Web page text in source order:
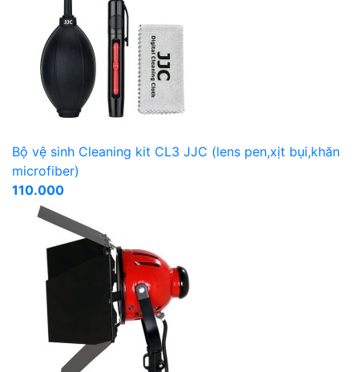
Bộ vệ sinh Cleaning kit CL3 JJC (lens pen,xịt bụi,khăn
microfiber)
110.000